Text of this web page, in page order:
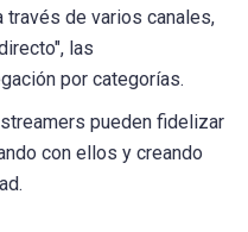
de varios canales,
las
por categorías.
pueden fidelizar
con ellos y creando